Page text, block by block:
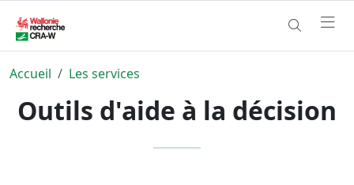
Accueil Les services
Outils d'aide à la décision